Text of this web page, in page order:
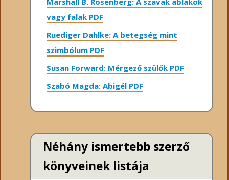
vagy falak PDF
Ruediger Dahlke: A betegség mint
szimbólum PDF
Susan Forward: Mérgező szülők PDF
Szabó Magda: Abigél PDF
Néhány ismertebb szerző
könyveinek listája